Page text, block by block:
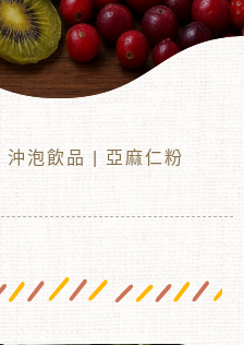
沖泡飲品 | 亞麻仁粉